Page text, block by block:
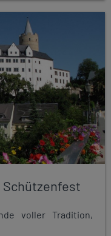
Schützenfest
voller Tradition,